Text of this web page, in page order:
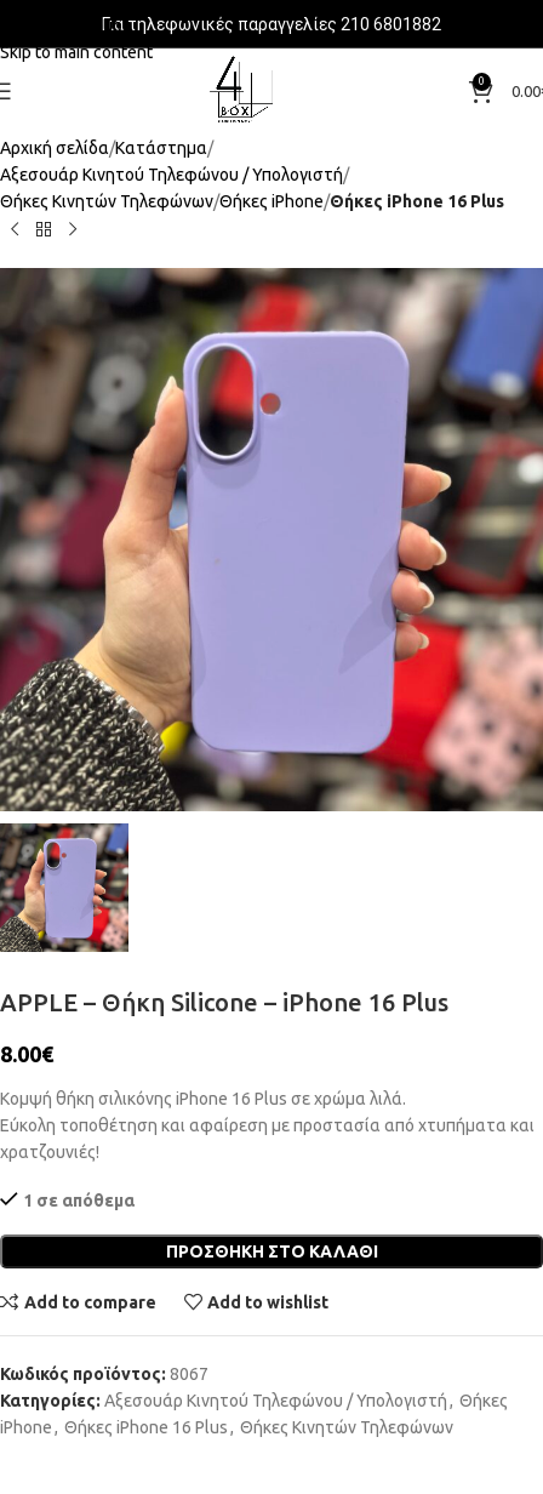
Skip to navigation
Skip to main content
Για τηλεφωνικές παραγγελίες 210 6801882
0
0.00
Αρχική σελίδα Κατάστημα
Αξεσουάρ Κινητού Τηλεφώνου / Υπολογιστή
Θήκες Κινητών Τηλεφώνων Θήκες iPhone Θήκες iPhone 16 Plus
APPLE – Θήκη Silicone – iPhone 16 Plus
8.00€
Κομψή θήκη σιλικόνης iPhone 16 Plus σε χρώμα λιλά.
Εύκολη τοποθέτηση και αφαίρεση με προστασία από χτυπήματα και
χρατζουνιές!
1 σε απόθεμα
ΠΡΟΣΘΉΚΗ ΣΤΟ ΚΑΛΆΘΙ
Add to compare Add to wishlist
Κωδικός προϊόντος: 8067
Κατηγορίες: Αξεσουάρ Κινητού Τηλεφώνου / Υπολογιστή, Θήκες
iPhone, Θήκες iPhone 16 Plus, Θήκες Κινητών Τηλεφώνων